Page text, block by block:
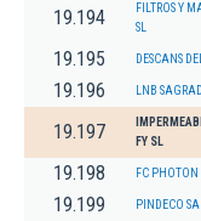
19.194
FILTROS Y
SL
19.195 DESCANS
19.196 LNB
19.197
FY SL
19.198 FC PHOTON
19.199 PINDECO SA